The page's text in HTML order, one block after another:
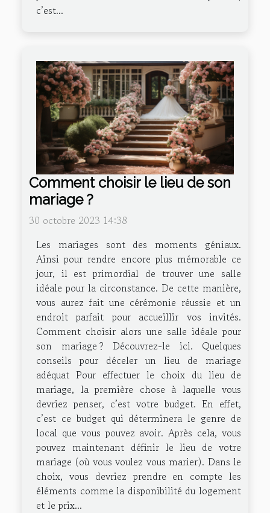
c’est...
Comment choisir le lieu de son
mariage ?
30 octobre 2023 14:38
Les mariages sont des moments géniaux.
Ainsi pour rendre encore plus mémorable ce
jour, il est primordial de trouver une salle
idéale pour la circonstance. De cette manière,
vous aurez fait une cérémonie réussie et un
endroit parfait pour accueillir vos invités.
Comment choisir alors une salle idéale pour
son mariage ? Découvrez-le ici. Quelques
conseils pour déceler un lieu de mariage
adéquat Pour effectuer le choix du lieu de
mariage, la première chose à laquelle vous
devriez penser, c’est votre budget. En effet,
c’est ce budget qui déterminera le genre de
local que vous pouvez avoir. Après cela, vous
pouvez maintenant définir le lieu de votre
mariage (où vous voulez vous marier). Dans le
choix, vous devriez prendre en compte les
éléments comme la disponibilité du logement
et le prix...